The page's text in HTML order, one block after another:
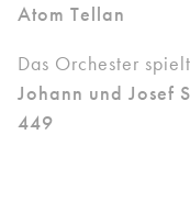
Atom Tellan
Das Orchester
Johann und Josef
449